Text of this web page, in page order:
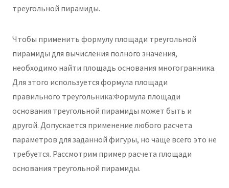
треугольной пирамиды.
Чтобы применить формулу площади треугольной
пирамиды для вычисления полного значения,
необходимо найти площадь основания многогранника.
Для этого используется формула площади
правильного треугольника:Формула площади
основания треугольной пирамиды может быть и
другой. Допускается применение любого расчета
параметров для заданной фигуры, но чаще всего это не
требуется. Рассмотрим пример расчета площади
основания треугольной пирамиды.